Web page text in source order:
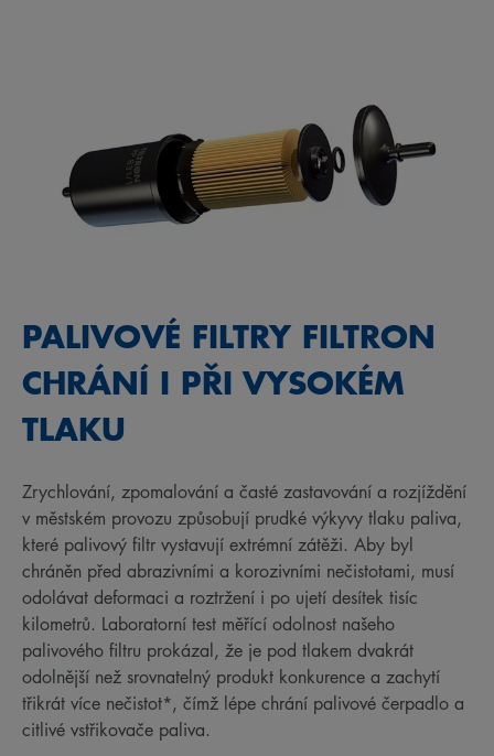
PALIVOVÉ FILTRY FILTRON
CHRÁNÍ I PŘI VYSOKÉM
TLAKU
Zrychlování, zpomalování a časté zastavování a rozjíždění
v městském provozu způsobují prudké výkyvy tlaku paliva,
které palivový filtr vystavují extrémní zátěži. Aby byl
chráněn před abrazivními a korozivními nečistotami, musí
odolávat deformaci a roztržení i po ujetí desítek tisíc
kilometrů. Laboratorní test měřící odolnost našeho
palivového filtru prokázal, že je pod tlakem dvakrát
odolnější než srovnatelný produkt konkurence a zachytí
třikrát více nečistot*, čímž lépe chrání palivové čerpadlo a
citlivé vstřikovače paliva.